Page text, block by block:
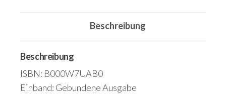
Beschreibung
Beschreibung
ISBN: B000W7UAB0
Einband: Gebundene Ausgabe